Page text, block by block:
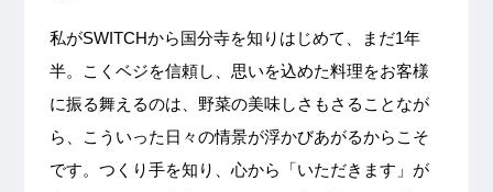
私がSWITCHから国分寺を知りはじめて、まだ1年
半。こくベジを信頼し、思いを込めた料理をお客様
に振る舞えるのは、野菜の美味しさもさることなが
ら、こういった日々の情景が浮かびあがるからこそ
です。つくり手を知り、心から「いただきます」が